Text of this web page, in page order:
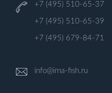
+7 (495) 510-65-37
+7 (495) 510-65-39
+7 (495) 679-84-71
info@irna-fish.ru